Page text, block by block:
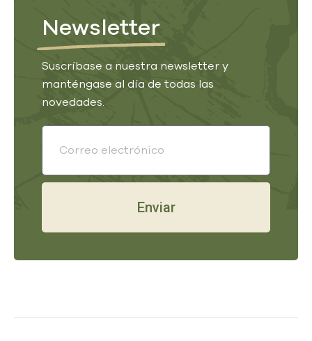
Newsletter
Suscríbase a nuestra newsletter y
manténgase al día de todas las
novedades.
Enviar